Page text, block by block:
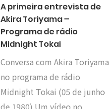
A primeira entrevista de
Akira Toriyama –
Programa de rádio
Midnight Tokai
Conversa com Akira Toriyama
no programa de rádio
Midnight Tokai (05 de junho
de 1980) Um vídeo no